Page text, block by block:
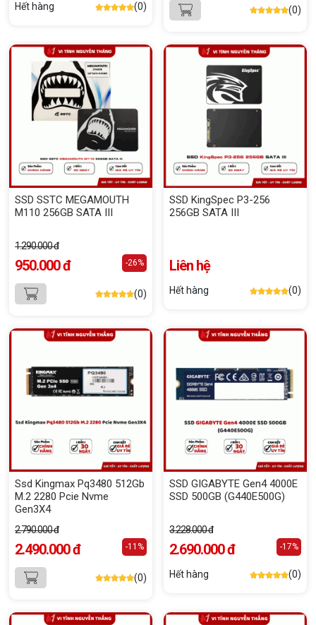
Hết hàng (0) (0)
SSD SSTC MEGAMOUTH
M110 256GB SATA III
1.290.000 đ
950.000 đ -26%
(0)
SSD KingSpec P3-256
256GB SATA III
Liên hệ
Hết hàng (0)
Ssd Kingmax Pq3480 512Gb
M.2 2280 Pcie Nvme
Gen3X4
2.790.000 đ
2.490.000 đ -11%
(0)
SSD GIGABYTE Gen4 4000E
SSD 500GB (G440E500G)
3.228.000 đ
2.690.000 đ -17%
Hết hàng (0)